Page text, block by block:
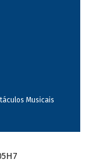
Musicais